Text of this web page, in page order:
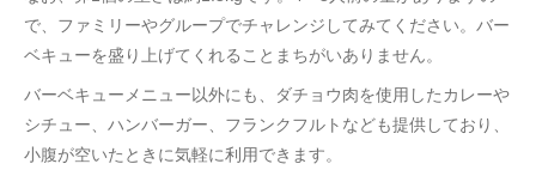
で、ファミリーやグループでチャレンジしてみてください。バー
ベキューを盛り上げてくれることまちがいありません。
バーベキューメニュー以外にも、ダチョウ肉を使用したカレーや
シチュー、ハンバーガー、フランクフルトなども提供しており、
小腹が空いたときに気軽に利用できます。